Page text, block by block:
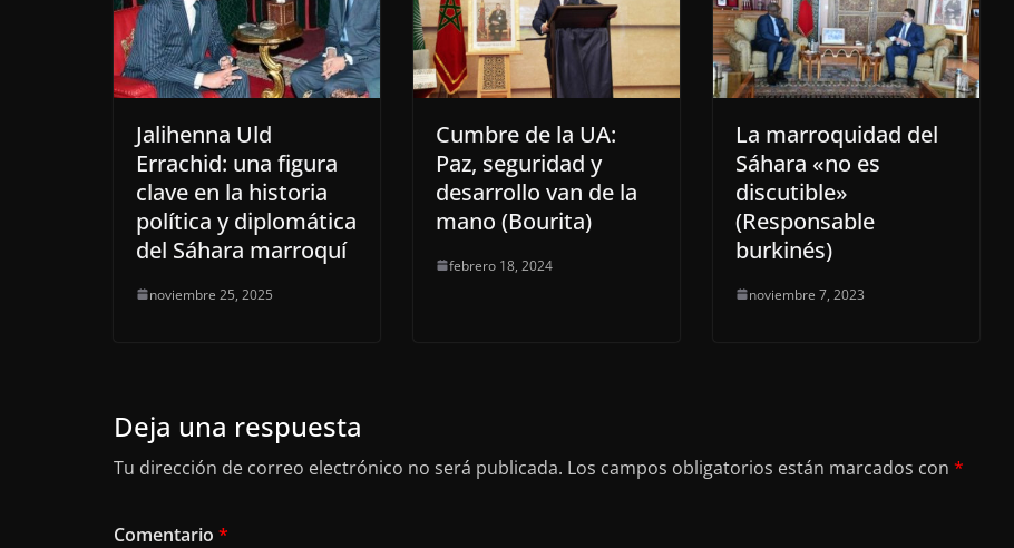
Jalihenna Uld
Errachid: una figura
clave en la historia
política y diplomática
del Sáhara marroquí
noviembre 25, 2025
Cumbre de la UA:
Paz, seguridad y
desarrollo van de la
mano (Bourita)
febrero 18, 2024
La marroquidad del
Sáhara «no es
discutible»
(Responsable
burkinés)
noviembre 7, 2023
Deja una respuesta
Tu dirección de correo electrónico no será publicada. Los campos obligatorios están marcados con *
Comentario *